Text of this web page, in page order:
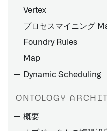
値タイプの作成
値タイプの使用
Value type のバー
値タイプ制約
概要
概要
Object Views
Object Views の
の設定
する
Vertex
既存のグラフを探
プロセスマイニング
Foundry Rules
Map
Dynamic Scheduling
ONTOLOGY
概要